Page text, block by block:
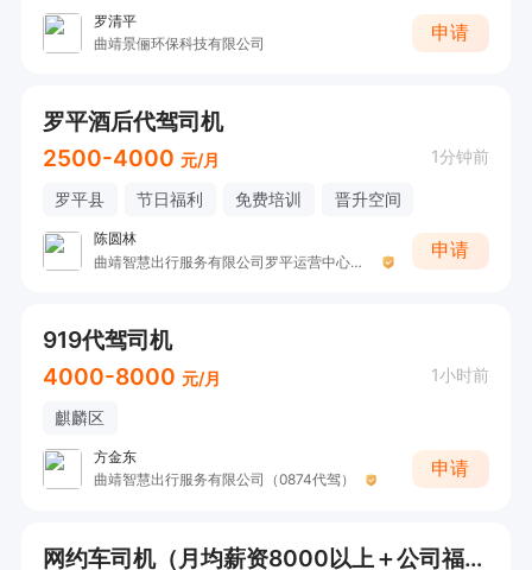
罗清平
曲靖景俪环保科技有限公司
申请
罗平酒后代驾司机
2500-4000 元/月 1分钟前
罗平县 节日福利 免费培训 晋升空间
陈圆林
曲靖智慧出行服务有限公司罗平运营中心（0874代驾）
申请
919代驾司机
4000-8000 元/月 1小时前
麒麟区
方金东
曲靖智慧出行服务有限公司（0874代驾）
申请
网约车司机（月均薪资8000以上＋公司福利）